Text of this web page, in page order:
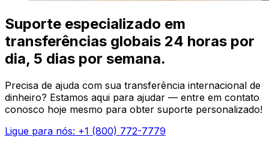
Suporte especializado em
transferências globais 24 horas por
dia, 5 dias por semana.
Precisa de ajuda com sua transferência internacional de
dinheiro? Estamos aqui para ajudar — entre em contato
conosco hoje mesmo para obter suporte personalizado!
Ligue para nós: +1 (800) 772-7779